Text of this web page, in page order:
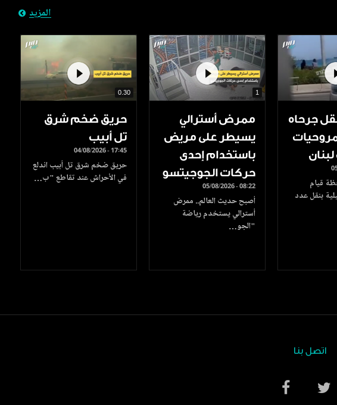
المزيد
جرحاه
قيام
بنقل عدد
1
ممرض أسترالي
يسيطر على مريض
باستخدام إحدى
حركات الجوجيتسو
05/08/2026 - 08:22
أصبح حديث العالم.. ممرض
أسترالي يستخدم رياضة
"الجو…
0.30
حريق ضخم شرق
تل أبيب
04/08/2026 - 17:45
حريق ضخم شرق تل أبيب اندلع
في الأحراش عند تقاطع "ب…
اتصل بنا